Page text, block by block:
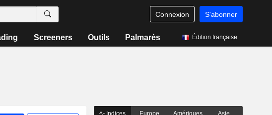
Connexion S'abonner
Screeners Outils Palmarès Édition française
Indices Europe Amériques Asie